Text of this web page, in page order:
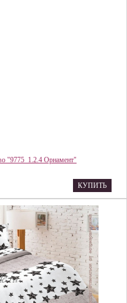
"9775_1.2.4 Орнамент"
КУПИТЬ